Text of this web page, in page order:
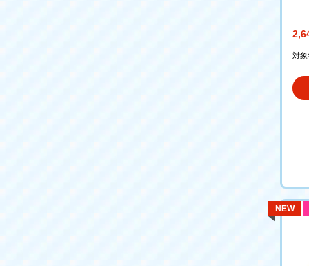
対象
NEW